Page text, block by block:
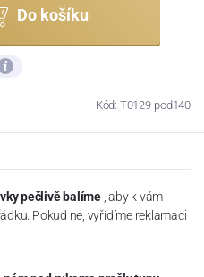
Do košíku
Kód: T0129-pod140
pečlivě balíme , aby k vám
Pokud ne, vyřídíme reklamaci